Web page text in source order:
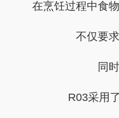
在烹饪过程中食
不仅要
同
R03采用了